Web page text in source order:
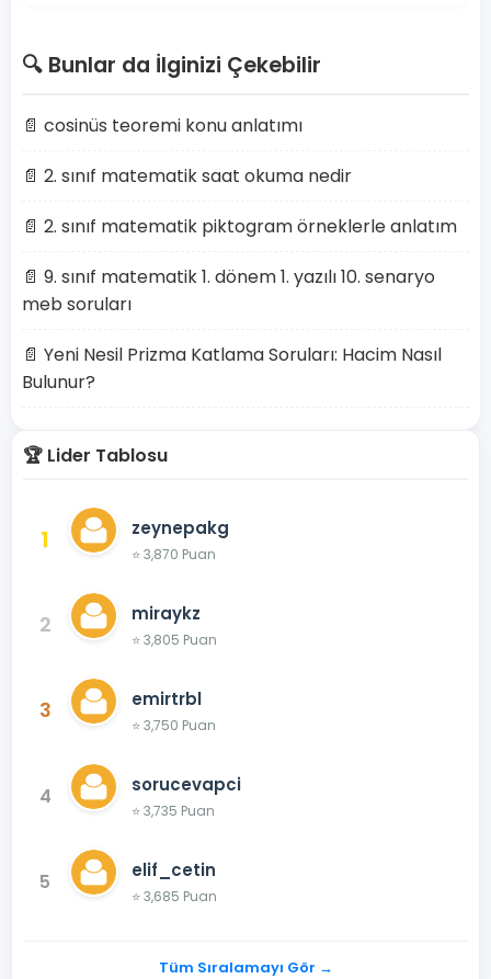
🔍 Bunlar da İlginizi Çekebilir
📄 cosinüs teoremi konu anlatımı
📄 2. sınıf matematik saat okuma nedir
📄 2. sınıf matematik piktogram örneklerle anlatım
📄 9. sınıf matematik 1. dönem 1. yazılı 10. senaryo
meb soruları
📄 Yeni Nesil Prizma Katlama Soruları: Hacim Nasıl
Bulunur?
🏆 Lider Tablosu
1 zeynepakg
⭐ 3,870 Puan
2 miraykz
⭐ 3,805 Puan
3 emirtrbl
⭐ 3,750 Puan
4 sorucevapci
⭐ 3,735 Puan
5 elif_cetin
⭐ 3,685 Puan
Tüm Sıralamayı Gör →